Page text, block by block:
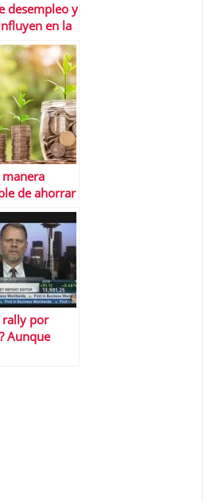
desempleo y
en la
paro
manera
de ahorrar
rally por
Aunque